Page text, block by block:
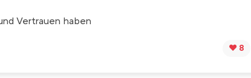
Vertrauen haben
❤️ 8